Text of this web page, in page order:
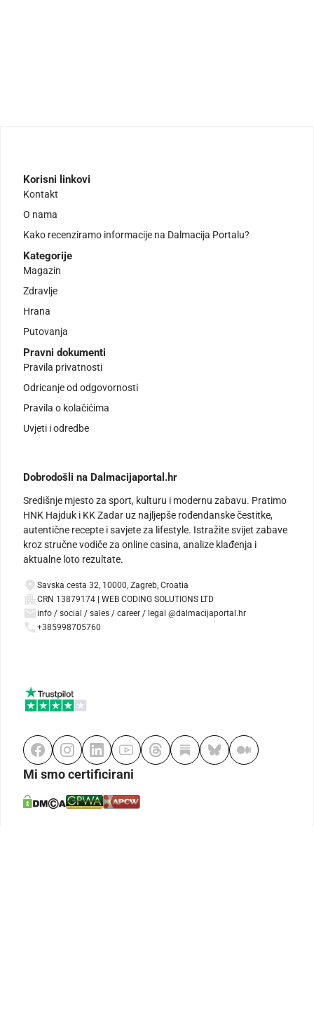
Korisni linkovi
Kontakt
O nama
Kako recenziramo informacije na Dalmacija Portalu?
Kategorije
Magazin
Zdravlje
Hrana
Putovanja
Pravni dokumenti
Pravila privatnosti
Odricanje od odgovornosti
Pravila o kolačićima
Uvjeti i odredbe
Dobrodošli na Dalmacijaportal.hr
Središnje mjesto za sport, kulturu i modernu zabavu. Pratimo
HNK Hajduk i KK Zadar uz najljepše rođendanske čestitke,
autentične recepte i savjete za lifestyle. Istražite svijet zabave
kroz stručne vodiče za online casina, analize klađenja i
aktualne loto rezultate.
Savska cesta 32, 10000, Zagreb, Croatia
CRN 13879174 | WEB CODING SOLUTIONS LTD
info / social / sales / career / legal @dalmacijaportal.hr
+385998705760
Mi smo certificirani